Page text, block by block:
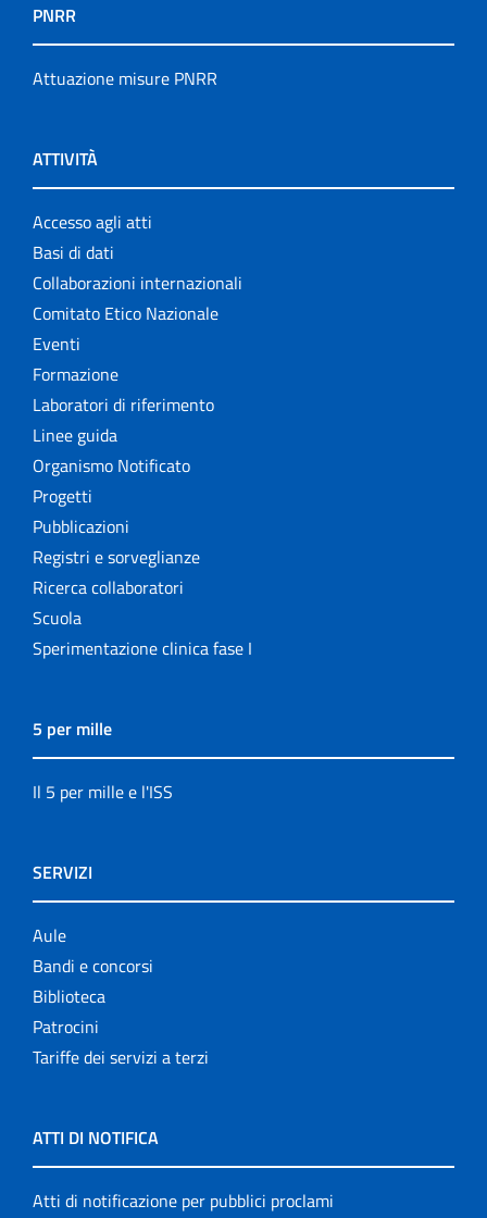
PNRR
Attuazione misure PNRR
ATTIVITÀ
Accesso agli atti
Basi di dati
Collaborazioni internazionali
Comitato Etico Nazionale
Eventi
Formazione
Laboratori di riferimento
Linee guida
Organismo Notificato
Progetti
Pubblicazioni
Registri e sorveglianze
Ricerca collaboratori
Scuola
Sperimentazione clinica fase I
5 per mille
Il 5 per mille e l'ISS
SERVIZI
Aule
Bandi e concorsi
Biblioteca
Patrocini
Tariffe dei servizi a terzi
ATTI DI NOTIFICA
Atti di notificazione per pubblici proclami